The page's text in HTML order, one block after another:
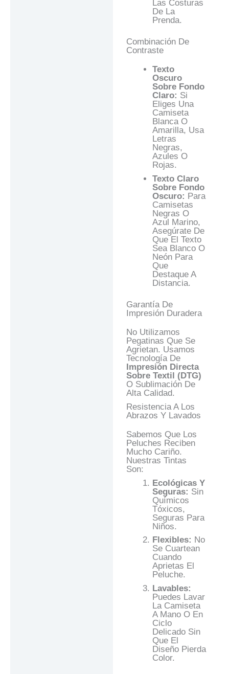
Las Costuras
De La
Prenda.
Combinación De
Contraste
Texto
Oscuro
Sobre Fondo
Claro: Si
Eliges Una
Camiseta
Blanca O
Amarilla, Usa
Letras
Negras,
Azules O
Rojas.
Texto Claro
Sobre Fondo
Oscuro: Para
Camisetas
Negras O
Azul Marino,
Asegúrate De
Que El Texto
Sea Blanco O
Neón Para
Que
Destaque A
Distancia.
Garantía De
Impresión Duradera
No Utilizamos
Pegatinas Que Se
Agrietan. Usamos
Tecnología De
Impresión Directa
Sobre Textil (DTG)
O Sublimación De
Alta Calidad.
Resistencia A Los
Abrazos Y Lavados
Sabemos Que Los
Peluches Reciben
Mucho Cariño.
Nuestras Tintas
Son:
Ecológicas Y
Seguras: Sin
Químicos
Tóxicos,
Seguras Para
Niños.
Flexibles: No
Se Cuartean
Cuando
Aprietas El
Peluche.
Lavables:
Puedes Lavar
La Camiseta
A Mano O En
Ciclo
Delicado Sin
Que El
Diseño Pierda
Color.